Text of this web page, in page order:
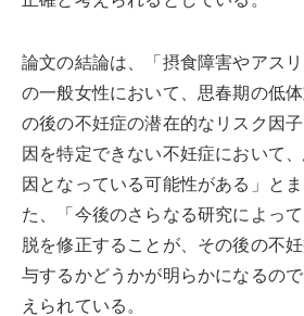
論文の結論は、「摂食障害やアス
の一般女性において、思春期の低
の後の不妊症の潜在的なリスク因
因を特定できない不妊症において
因となっている可能性がある」と
た、「今後のさらなる研究によっ
脱を修正することが、その後の不
与するかどうかが明らかになるの
えられている。